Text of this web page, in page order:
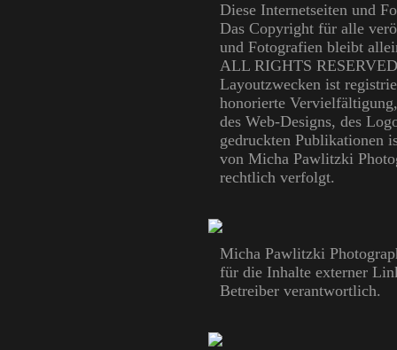
Diese Internetseiten und
Das Copyright für alle
und Fotografien bleibt
ALL RIGHTS
Layoutzwecken ist
honorierte
des Web-Designs, des
gedruckten Publikationen
von Micha Pawlitzki
rechtlich verfolgt.
Micha Pawlitzki
für die Inhalte externer
Betreiber verantwortlich.